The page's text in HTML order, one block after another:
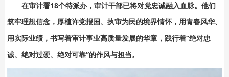
在审计署18个特派办，审计干部已将对党忠诚融入血脉。他们
筑牢理想信念，厚植许党报国、执审为民的境界情怀，用青春风华、
用实际业绩，书写着审计事业高质量发展的华章，践行着“绝对忠
诚、绝对过硬、绝对可靠”的作风与担当。